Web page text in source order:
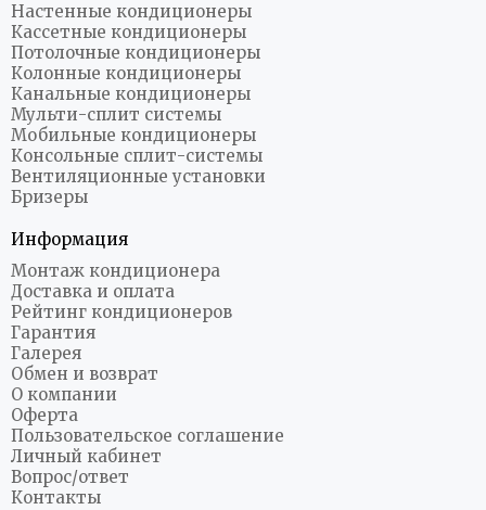
Настенные кондиционеры
Кассетные кондиционеры
Потолочные кондиционеры
Колонные кондиционеры
Канальные кондиционеры
Мульти-сплит системы
Мобильные кондиционеры
Консольные сплит-системы
Вентиляционные установки
Бризеры
Информация
Монтаж кондиционера
Доставка и оплата
Рейтинг кондиционеров
Гарантия
Галерея
Обмен и возврат
О компании
Оферта
Пользовательское соглашение
Личный кабинет
Вопрос/ответ
Контакты